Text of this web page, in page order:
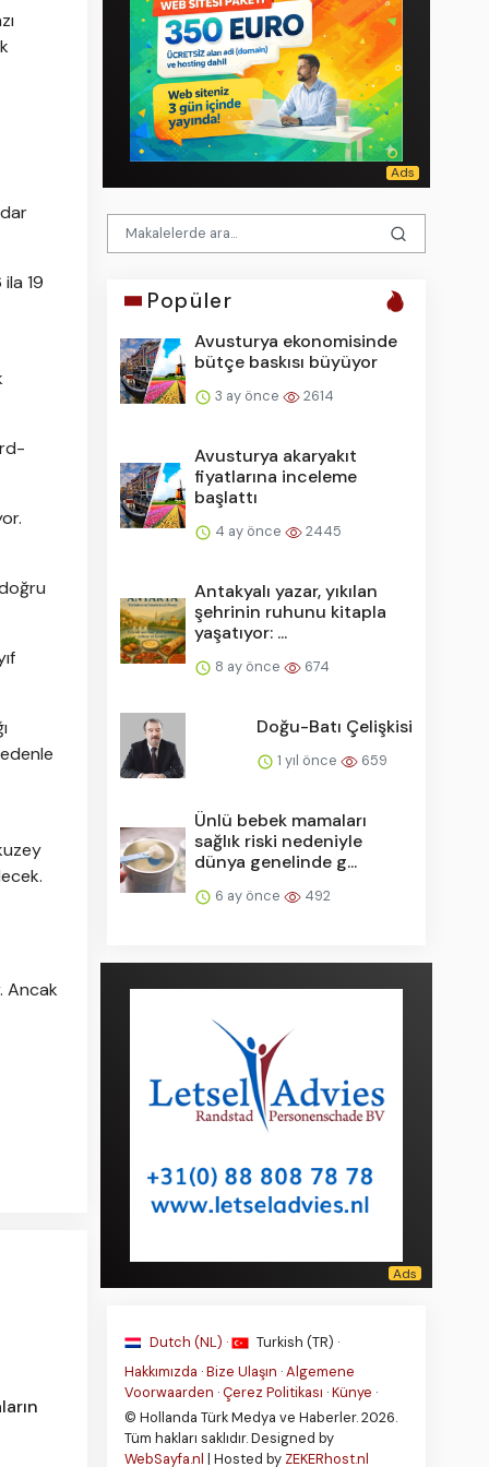
19
Ancak
Popüler
Avusturya ekonomisinde
bütçe baskısı büyüyor
3 ay önce 2614
Avusturya akaryakıt
fiyatlarına inceleme
başlattı
4 ay önce 2445
Antakyalı yazar, yıkılan
şehrinin ruhunu kitapla
yaşatıyor: ...
8 ay önce 674
Doğu-Batı Çelişkisi
1 yıl önce 659
Ünlü bebek mamaları
sağlık riski nedeniyle
dünya genelinde g...
6 ay önce 492
Dutch (NL) ·
Turkish (TR) ·
Hakkımızda ·Bize Ulaşın ·Algemene
Voorwaarden ·Çerez Politikası ·Künye ·
© Hollanda Türk Medya ve Haberler. 2026.
Tüm hakları saklıdır. Designed by
WebSayfa.nl | Hosted by ZEKERhost.nl